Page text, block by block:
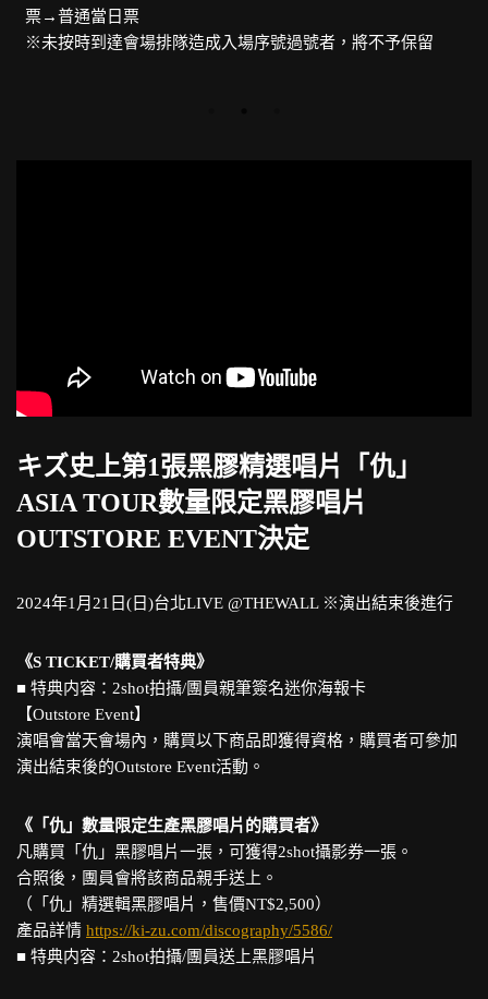
票→普通當日票
※未按時到達會場排隊造成入場序號過號者，將不予保留
キズ史上第1張黑膠精選唱片「仇」
ASIA TOUR數量限定黑膠唱片
OUTSTORE EVENT決定
2024年1月21日(日)台北LIVE @THEWALL ※演出結束後進行
《S TICKET/購買者特典》
■ 特典内容：2shot拍攝/團員親筆簽名迷你海報卡
【Outstore Event】
演唱會當天會場內，購買以下商品即獲得資格，購買者可參加
演出結束後的Outstore Event活動。
《「仇」數量限定生產黑膠唱片的購買者》
凡購買「仇」黑膠唱片一張，可獲得2shot攝影券一張。
合照後，團員會將該商品親手送上。
（「仇」精選輯黑膠唱片，售價NT$2,500）
產品詳情 https://ki-zu.com/discography/5586/
■ 特典内容：2shot拍攝/團員送上黑膠唱片